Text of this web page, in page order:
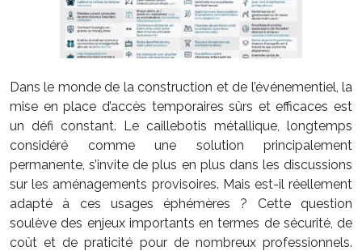
Dans le monde de la construction et de l’événementiel, la
mise en place d’accès temporaires sûrs et efficaces est
un défi constant. Le caillebotis métallique, longtemps
considéré comme une solution principalement
permanente, s’invite de plus en plus dans les discussions
sur les aménagements provisoires. Mais est-il réellement
adapté à ces usages éphémères ? Cette question
soulève des enjeux importants en termes de sécurité, de
coût et de praticité pour de nombreux professionnels.